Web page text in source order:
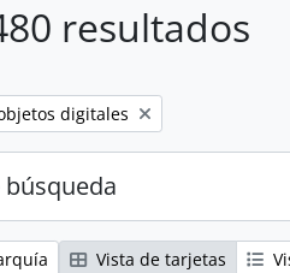
resultados
filter:digitales
búsqueda
Vista de tarjetas